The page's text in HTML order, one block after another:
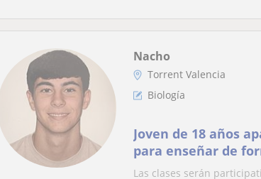
Nacho
Torrent Valencia
Biología
Joven de 18 años
para enseñar de
memorización.
Las clases serán